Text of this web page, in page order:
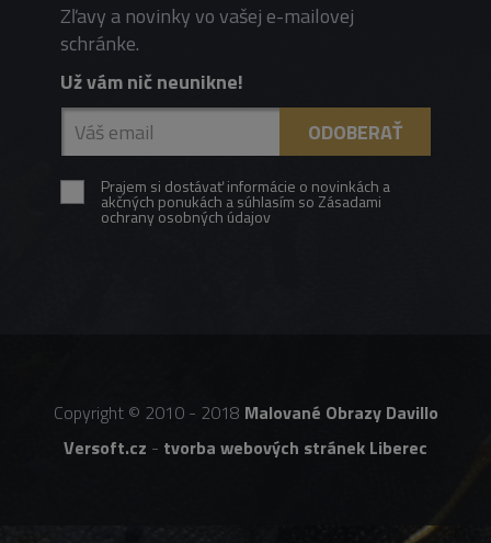
Zľavy a novinky vo vašej e-mailovej
schránke.
Už vám nič neunikne!
Prajem si dostávať informácie o novinkách a
akčných ponukách a súhlasím so Zásadami
ochrany osobných údajov
Copyright © 2010 - 2018 Malované Obrazy Davillo
Versoft.cz - tvorba webových stránek Liberec